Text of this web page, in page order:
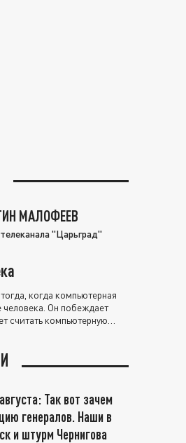
МАЛОФЕЕВ
"Царьград"
когда компьютерная
человека. Он побеждает
считать компьютерную
Так вот зачем
генералов. Наши в
и штурм Чернигова